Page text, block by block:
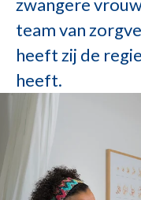
zwangere
team van
heeft zij de
heeft.